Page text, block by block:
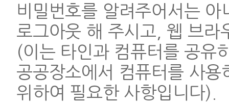
비밀번호를 알려주어서는
로그아웃 해 주시고, 웹 브라
(이는 타인과 컴퓨터를 공유
공공장소에서 컴퓨터를 사
위하여 필요한 사항입니다).